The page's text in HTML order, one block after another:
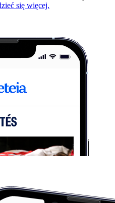
się więcej.